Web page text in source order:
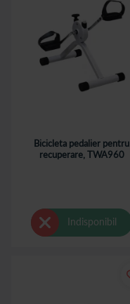
Bicicleta pedalier pentru
recuperare, TWA960
Indisponibil